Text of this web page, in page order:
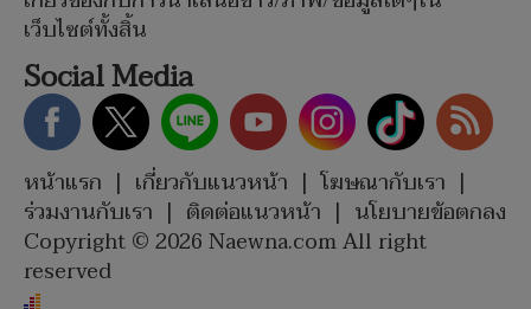
เว็บไซต์ทั้งสิ้น
Social Media
หน้าแรก | เกี่ยวกับแนวหน้า | โฆษณากับเรา |
ร่วมงานกับเรา | ติดต่อแนวหน้า | นโยบายข้อตกลง
Copyright © 2026 Naewna.com All right
reserved